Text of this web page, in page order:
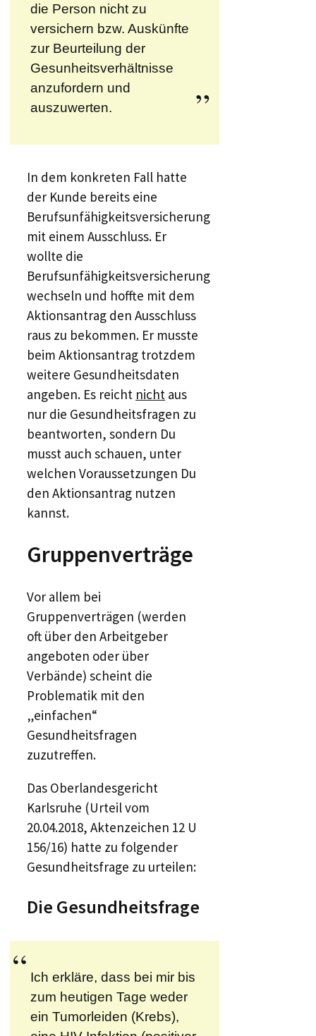
die Person nicht zu
versichern bzw. Auskünfte
zur Beurteilung der
Gesunheitsverhältnisse
anzufordern und
auszuwerten.
In dem konkreten Fall hatte
der Kunde bereits eine
Berufsunfähigkeitsversicherung
mit einem Ausschluss. Er
wollte die
Berufsunfähigkeitsversicherung
wechseln und hoffte mit dem
Aktionsantrag den Ausschluss
raus zu bekommen. Er musste
beim Aktionsantrag trotzdem
weitere Gesundheitsdaten
angeben. Es reicht nicht aus
nur die Gesundheitsfragen zu
beantworten, sondern Du
musst auch schauen, unter
welchen Voraussetzungen Du
den Aktionsantrag nutzen
kannst.
Gruppenverträge
Vor allem bei
Gruppenverträgen (werden
oft über den Arbeitgeber
angeboten oder über
Verbände) scheint die
Problematik mit den
„einfachen“
Gesundheitsfragen
zuzutreffen.
Das Oberlandesgericht
Karlsruhe (Urteil vom
20.04.2018, Aktenzeichen 12 U
156/16) hatte zu folgender
Gesundheitsfrage zu urteilen:
Die Gesundheitsfrage
Ich erkläre, dass bei mir bis
zum heutigen Tage weder
ein Tumorleiden (Krebs),